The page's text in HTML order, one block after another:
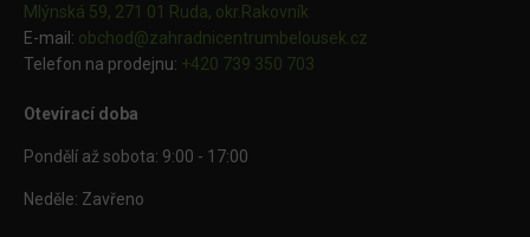
Mlýnská 59, 271 01 Ruda, okr.Rakovník
E-mail: obchod@zahradnicentrumbelousek.cz
Telefon na prodejnu: +420 739 350 703
Otevírací doba
Pondělí až sobota: 9:00 - 17:00
Neděle: Zavřeno